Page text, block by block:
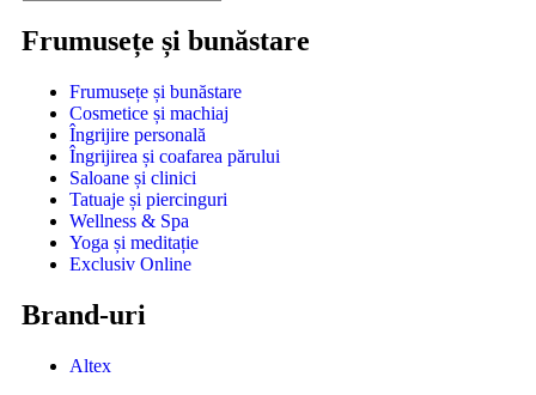
Frumusețe și bunăstare
Frumusețe și bunăstare
Cosmetice și machiaj
Îngrijire personală
Îngrijirea și coafarea părului
Saloane și clinici
Tatuaje și piercinguri
Wellness & Spa
Yoga și meditație
Exclusiv Online
Brand-uri
Altex